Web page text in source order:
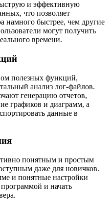
и эффективную
что позволяет
намного быстрее, чем другие
могут получить
времени.
полезных функций,
анализ лог-файлов.
генерацию отчетов,
графиков и диаграмм, а
данные в
понятным и простым
даже для новичков.
и понятные настройки
и начать